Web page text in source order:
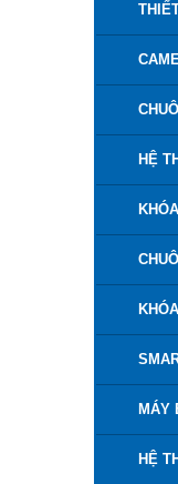
HỆ
MÁY
HỆ